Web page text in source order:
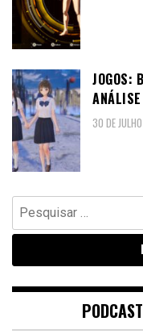
JOGOS:
ANÁLISE
30 DE
Pesquisar
por: